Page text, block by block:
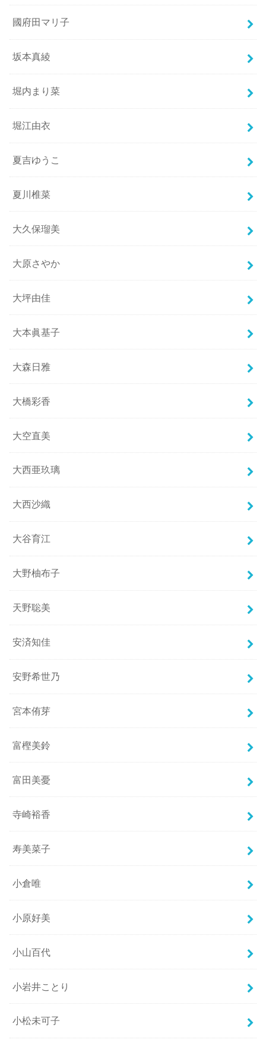
國府田マリ子
坂本真綾
堀内まり菜
堀江由衣
夏吉ゆうこ
夏川椎菜
大久保瑠美
大原さやか
大坪由佳
大本眞基子
大森日雅
大橋彩香
大空直美
大西亜玖璃
大西沙織
大谷育江
大野柚布子
天野聡美
安済知佳
安野希世乃
宮本侑芽
富樫美鈴
富田美憂
寺崎裕香
寿美菜子
小倉唯
小原好美
小山百代
小岩井ことり
小松未可子